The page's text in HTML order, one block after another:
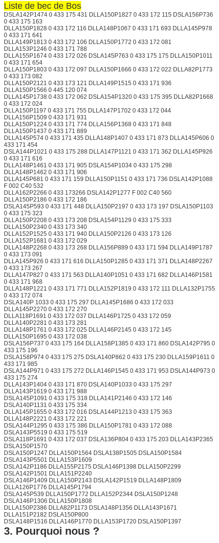
Liste de bec de Bos
DSLA142P1474 0 433 175 431 DLLA150P1827 0 433 172 115 DSLA156P736
0 433 175 163
DLLA150P1828 0 433 172 116 DLLA148P1067 0 433 171 693 DLLA145P978
0 433 171 641
DLLA149P1813 0 433 172 106 DLLA150P1772 0 433 172 081
DLLA153P1246 0 433 171 788
DLLA155P1674 0 433 172 026 DSLA145P763 0 433 175 175 DLLA150P1011
0 433 171 654
DLLA150P1803 0 433 172 097 DLLA150P1666 0 433 172 022 DLLA82P1773
0 433 173 082
DLLA150P2121 0 433 173 121 DLLA149P1515 0 433 171 936
DLLA150P1566 0 445 120 074
DLLA145P1738 0 433 172 062 DSLA154P1320 0 433 175 395 DLLA82P1668
0 433 172 024
DLLA150P1197 0 433 171 755 DLLA147P1702 0 433 172 044
DLLA156P1509 0 433 171 931
DLLA150P1224 0 433 171 774 DLLA156P1368 0 433 171 848
DLLA150P1437 0 433 171 889
DLLA145P574 0 433 171 435 DLLA148P1407 0 433 171 873 DLLA145P606 0
433 171 454
DSLA144P1021 0 433 175 288 DLLA147P1121 0 433 171 362 DLLA145P926
0 433 171 616
DLLA148P1461 0 433 171 905 DSLA154P1034 0 433 175 298
DLLA148P1462 0 433 171 906
DLLA145P681 0 433 171 159 DLLA150P1151 0 433 171 736 DSLA142P1088
F 002 C40 532
DLLA162P2266 0 433 173266 DSLA142P1277 F 002 C40 560
DLLA150P2186 0 433 172 186
DSLA145P593 0 433 171 448 DLLA150P2197 0 433 173 197 DSLA150P1103
0 433 175 323
DLLA150P2208 0 433 173 208 DSLA154P1129 0 433 175 333
DLLA150P2340 0 433 173 340
DLLA152P1525 0 433 171 940 DLLA150P2126 0 433 173 126
DLLA152P1681 0 433 172 029
DLLA148P2268 0 433 173 268 DLLA156P889 0 433 171 594 DLLA149P1787
0 433 173 091
DLLA145P926 0 433 171 616 DLLA150P1285 0 433 171 371 DLLA148P2267
0 433 173 267
DLLA147P827 0 433 171 563 DLLA140P1051 0 433 171 682 DLLA146P1581
0 433 171 968
DLLA148P1221 0 433 171 771 DLLA152P1819 0 433 172 111 DLLA132P1755
0 433 172 074
DSLA140P 1033 0 433 175 297 DLLA145P1686 0 433 172 033
DLLA145P2270 0 433 172 270
DLLA118P1691 0 433 172 037 DLLA146P1725 0 433 172 059
DLLA140P2281 0 433 173 281
DLLA148P1761 0 433 172 025 DLLA146P2145 0 433 172 145
DLLA150P1695 0 433 172 038
DSLA156P737 0 433 175 164 DLLA158P1385 0 433 171 860 DSLA142P795 0
433 175 196
DSLA158P974 0 433 175 275 DSLA140P862 0 433 175 230 DLLA159P1611 0
433 171 985
DSLA144P971 0 433 175 272 DLLA146P1545 0 433 171 953 DSLA144P973 0
433 175 274
DLLA143P1404 0 433 171 870 DSLA140P1033 0 433 175 297
DLLA143P1619 0 433 171 988
DSLA145P1091 0 433 175 318 DLLA141P2146 0 433 172 146
DSLA140P1131 0 433 175 334
DLLA145P1655 0 433 172 016 DSLA144P1213 0 433 175 363
DLLA148P2221 0 433 172 221
DSLA144P1295 0 433 175 386 DLLA150P1781 0 433 172 088
DSLA143P5519 0 433 175 519
DSLA118P1691 0 433 172 037 DSLA136P804 0 433 175 203 DLLA143P2365
DSLA150P1570
DSLA150P1247 DLLA150P1564 DSLA138P1505 DSLA150P1584
DSLA143P5501 DLLA153P1609
DSLA142P1186 DLLA155P2175 DSLA146P1398 DLLA150P2299
DSLA142P1501 DLLA151P2240
DSLA146P1409 DLLA150P2143 DSLA142P1519 DLLA148P1809
DLLA126P1776 DLLA145P1794
DSLA145P539 DLLA150P1772 DLLA152P2344 DSLA150P1248
DSLA146P1306 DLLA150P1808
DLLA150P2386 DLLA82P1173 DSLA148P1356 DLLA143P1671
DLLA151P2182 DSLA150P800
DSLA148P1516 DLLA146P1770 DLLA153P1720 DSLA150P1397
3. Pourquoi nous ?